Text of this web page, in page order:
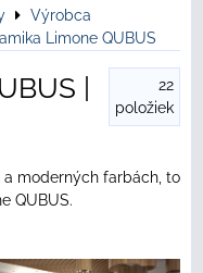
Výrobca
Limone QUBUS
|
22
položiek
moderných farbách, to
QUBUS.